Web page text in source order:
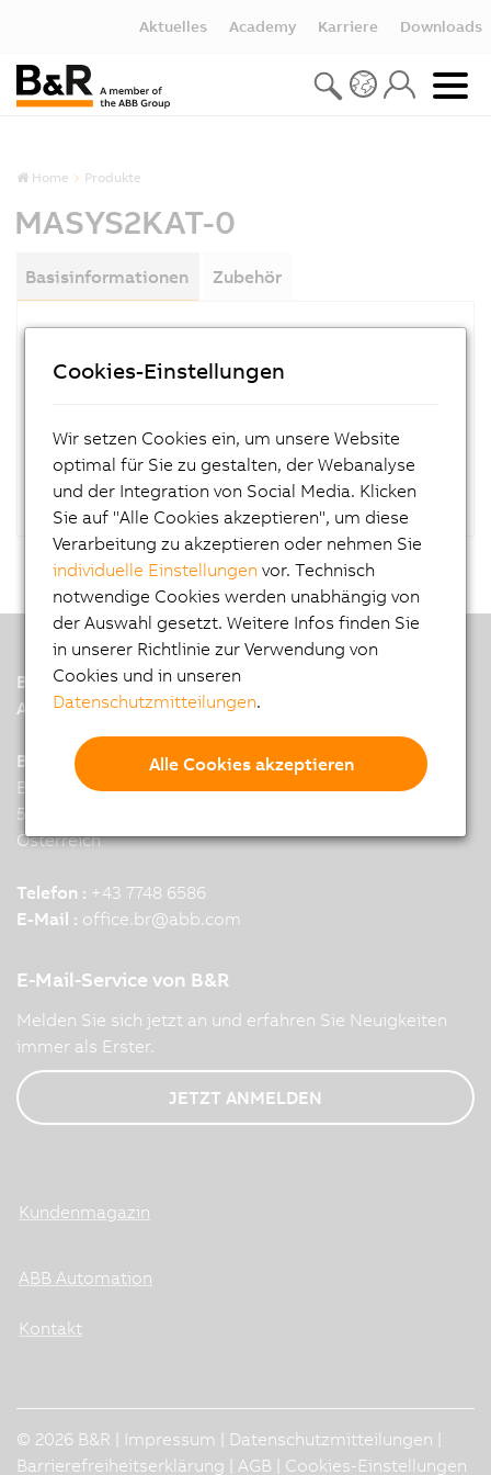
Aktuelles Academy Karriere Downloads
Home Produkte
MASYS2KAT-0
Basisinformationen Zubehör
MASYS2KAT-0
B&R 2000 Übersichtskatalog, deutsch
B&R
A member of the ABB Group
B&R Industrial Automation GmbH
B&R Strasse 1
5142 Eggelsberg
Österreich
Telefon : +43 7748 6586
E-Mail : office.br@abb.com
E-Mail-Service von B&R
Melden Sie sich jetzt an und erfahren Sie Neuigkeiten
immer als Erster.
JETZT ANMELDEN
Kundenmagazin
ABB Automation
Kontakt
© 2026 B&R | Impressum Datenschutzmitteilungen
Barrierefreiheitserklärung
AGB Cookies-Einstellungen
Cookies-Einstellungen
Wir setzen Cookies ein, um unsere Website
optimal für Sie zu gestalten, der Webanalyse
und der Integration von Social Media. Klicken
Sie auf "Alle Cookies akzeptieren", um diese
Verarbeitung zu akzeptieren oder nehmen Sie
individuelle Einstellungen vor. Technisch
notwendige Cookies werden unabhängig von
der Auswahl gesetzt. Weitere Infos finden Sie
in unserer Richtlinie zur Verwendung von
Cookies und in unseren
Datenschutzmitteilungen.
Alle Cookies akzeptieren